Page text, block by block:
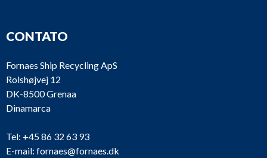
CONTATO
Fornaes Ship Recycling ApS
Rolshøjvej 12
DK-8500 Grenaa
Dinamarca
Tel: +45 86 32 63 93
E-mail: fornaes@fornaes.dk